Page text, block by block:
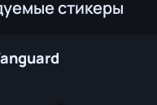
стикеры